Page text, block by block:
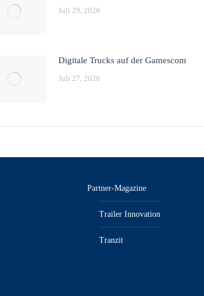
Juli 29, 2026
Digitale Trucks auf der Gamescom
Juli 27, 2026
Partner-Magazine
Trailer Innovation
Tranzit